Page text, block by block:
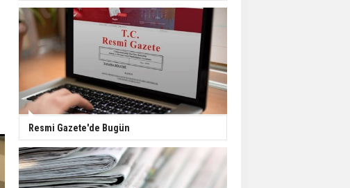
Ünlü türkücü Mahmut
Tuncer estetik
operasyon geçirdi: Son
hali gündem oldu
Yerli turist 229,7 milyar
lira seyahat harcaması
yaptı
Gazze'deki Sağlık
Bakanlığı duyurdu:
Vahşetin pençesinde 2
salgın vaka tespit edildi
Resmi Gazete'de Bugün